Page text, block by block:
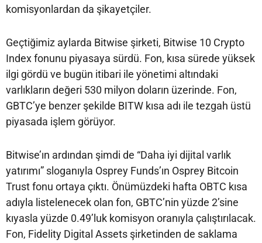
komisyonlardan da şikayetçiler.
Geçtiğimiz aylarda Bitwise şirketi, Bitwise 10 Crypto
Index fonunu piyasaya sürdü. Fon, kısa sürede yüksek
ilgi gördü ve bugün itibari ile yönetimi altındaki
varlıkların değeri 530 milyon doların üzerinde. Fon,
GBTC’ye benzer şekilde BITW kısa adı ile tezgah üstü
piyasada işlem görüyor.
Bitwise’ın ardından şimdi de “Daha iyi dijital varlık
yatırımı” sloganıyla Osprey Funds’ın Osprey Bitcoin
Trust fonu ortaya çıktı. Önümüzdeki hafta OBTC kısa
adıyla listelenecek olan fon, GBTC’nin yüzde 2’sine
kıyasla yüzde 0.49’luk komisyon oranıyla çalıştırılacak.
Fon, Fidelity Digital Assets şirketinden de saklama